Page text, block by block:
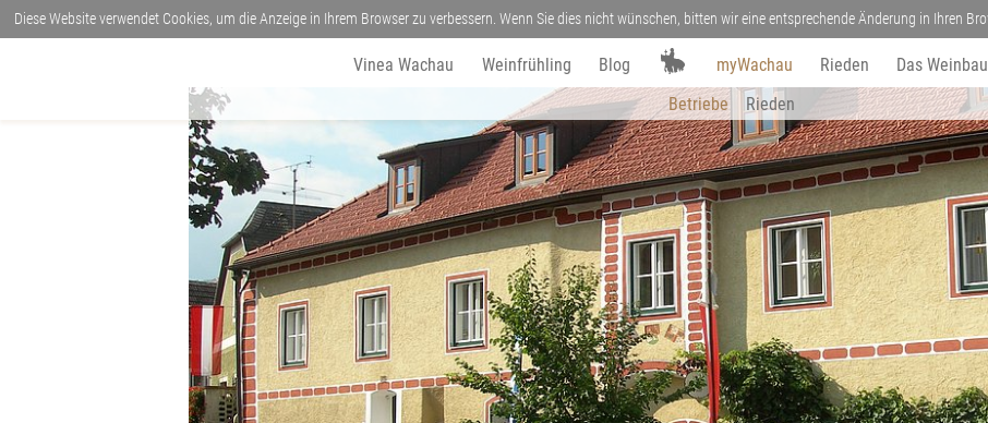
Diese Website verwendet Cookies, um die Anzeige in Ihrem Browser zu verbessern. Wenn Sie dies nicht wünschen, bitten wir eine entsprechende Änderung in Ihren
Vinea Wachau Weinfrühling Blog
myWachau
Betriebe
Rieden
Rieden Das